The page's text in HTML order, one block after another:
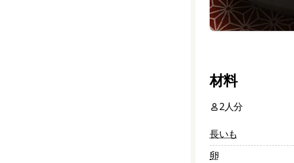
材料
2人分
長いも
卵